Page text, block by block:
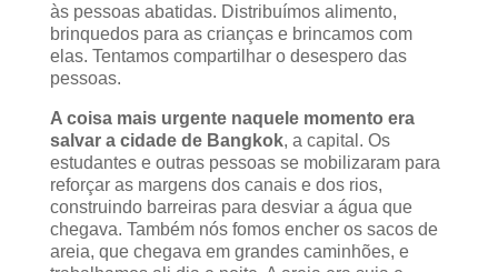
às pessoas abatidas. Distribuímos alimento,
brinquedos para as crianças e brincamos com
elas. Tentamos compartilhar o desespero das
pessoas.
A coisa mais urgente naquele momento era
salvar a cidade de Bangkok, a capital. Os
estudantes e outras pessoas se mobilizaram para
reforçar as margens dos canais e dos rios,
construindo barreiras para desviar a água que
chegava. Também nós fomos encher os sacos de
areia, que chegava em grandes caminhões, e